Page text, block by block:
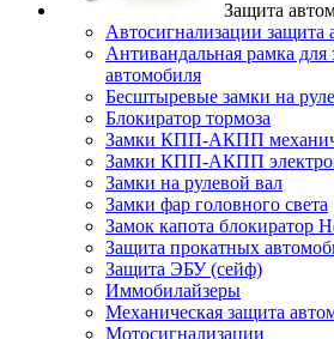
Защита
Автосигнализации защита
Антивандальная рамка
автомобиля
Бесштыревые замки на
Блокиратор тормоза
Замки КПП-АКПП
Замки КПП-АКПП
Замки на рулевой вал
Замки фар головного света
Замок капота блокиратор
Защита прокатных
Защита ЭБУ (сейф)
Иммобилайзеры
Механическая защита
Мотосигнализации